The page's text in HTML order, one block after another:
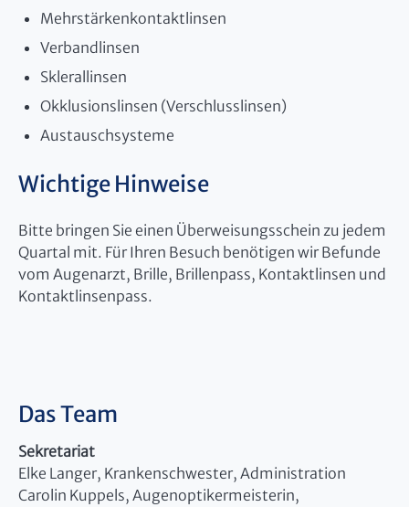
Mehrstärkenkontaktlinsen
Verbandlinsen
Sklerallinsen
Okklusionslinsen (Verschlusslinsen)
Austauschsysteme
Wichtige Hinweise
Bitte bringen Sie einen Überweisungsschein zu jedem
Quartal mit. Für Ihren Besuch benötigen wir Befunde
vom Augenarzt, Brille, Brillenpass, Kontaktlinsen und
Kontaktlinsenpass.
Das Team
Sekretariat
Elke Langer, Krankenschwester, Administration
Carolin Kuppels, Augenoptikermeisterin,